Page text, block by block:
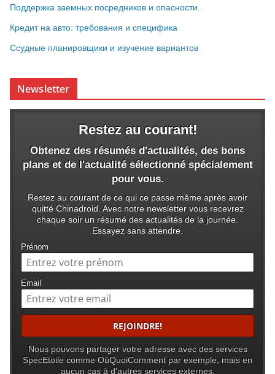
Поддержка заемных посредников и опасности.
Кредит на авто: требования и специфика
Ссудные планировщики и изучение вариантов
Newsletter
Restez au courant!
Obtenez des résumés d'actualités, des bons
plans et de l'actualité sélectionné spécialement
pour vous.
Restez au courant de ce qui ce passe même après avoir
quitté Chinadroid. Avec notre newsletter vous recevrez
chaque soir un résumé des actualités de la journée.
Essayez sans attendre.
Prénom
Email
Nous pouvons partager votre adresse avec des services
SpecEtoile comme OùQuoiComment par exemple, mais en
aucun cas à d'autres services externes.